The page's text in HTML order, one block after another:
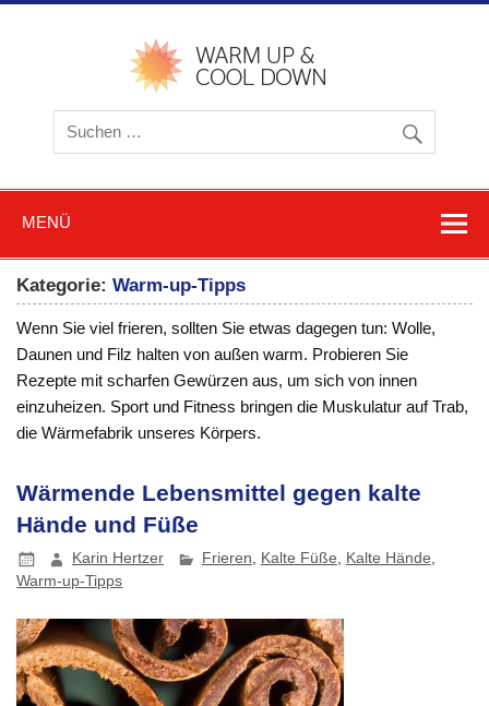
Zum
Blog
und
MENÜ
Kategorie:Warm-up-Tipps
Wenn Sie viel frieren, sollten Sie etwas dagegen tun: Wolle,
Daunen und Filz halten von außen warm. Probieren Sie
Rezepte mit scharfen Gewürzen aus, um sich von innen
einzuheizen. Sport und Fitness bringen die Muskulatur auf Trab,
die Wärmefabrik unseres Körpers.
Wärmende Lebensmittel gegen kalte
Hände und Füße
Karin Hertzer Frieren, Kalte Füße, Kalte Hände,
Warm-up-Tipps